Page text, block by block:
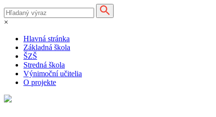
×
Hlavná stránka
Základná škola
ŠZŠ
Stredná škola
Výnimoční učitelia
O projekte